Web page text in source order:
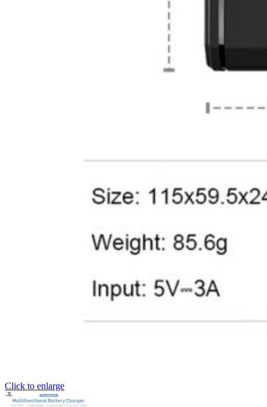
Click to enlarge